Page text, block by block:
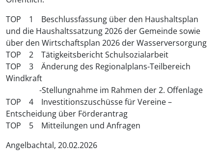
TOP 1 Beschlussfassung über den Haushaltsplan
und die Haushaltssatzung 2026 der Gemeinde sowie
über den Wirtschaftsplan 2026 der Wasserversorgung
TOP 2 Tätigkeitsbericht Schulsozialarbeit
TOP 3 Änderung des Regionalplans-Teilbereich
Windkraft
-Stellungnahme im Rahmen der 2. Offenlage
TOP 4 Investitionszuschüsse für Vereine –
Entscheidung über Förderantrag
TOP 5 Mitteilungen und Anfragen
Angelbachtal, 20.02.2026